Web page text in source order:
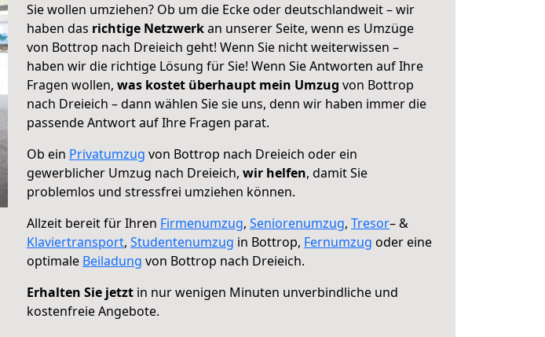
Sie wollen umziehen? Ob um die Ecke oder deutschlandweit – wir
haben das richtige Netzwerkan unserer Seite, wenn es Umzüge
von Bottrop nach Dreieich geht! Wenn Sie nicht weiterwissen –
haben wir die richtige Lösung für Sie! Wenn Sie Antworten auf Ihre
Fragen wollen, was kostet überhaupt mein Umzug von Bottrop
nach Dreieich – dann wählen Sie sie uns, denn wir haben immer die
passende Antwort auf Ihre Fragen parat.
Ob ein Privatumzug von Bottrop nach Dreieich oder ein
gewerblicher Umzug nach Dreieich, wir helfen, damit Sie
problemlos und stressfrei umziehen können.
Allzeit bereit für Ihren Firmenumzug, Seniorenumzug, Tresor– &
Klaviertransport, Studentenumzug in Bottrop, Fernumzug oder eine
optimale Beiladung von Bottrop nach Dreieich.
Erhalten Sie jetzt in nur wenigen Minuten unverbindliche und
kostenfreie Angebote.